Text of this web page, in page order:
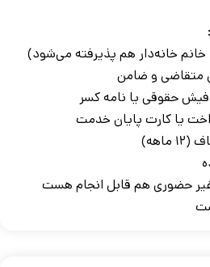
خانه‌دار هم پذیرفته می‌شود)
متقاضی و ضامن
فیش حقوقی یا نامه کسر
یا کارت پایان خدمت
حضوری هم قابل انجام هست